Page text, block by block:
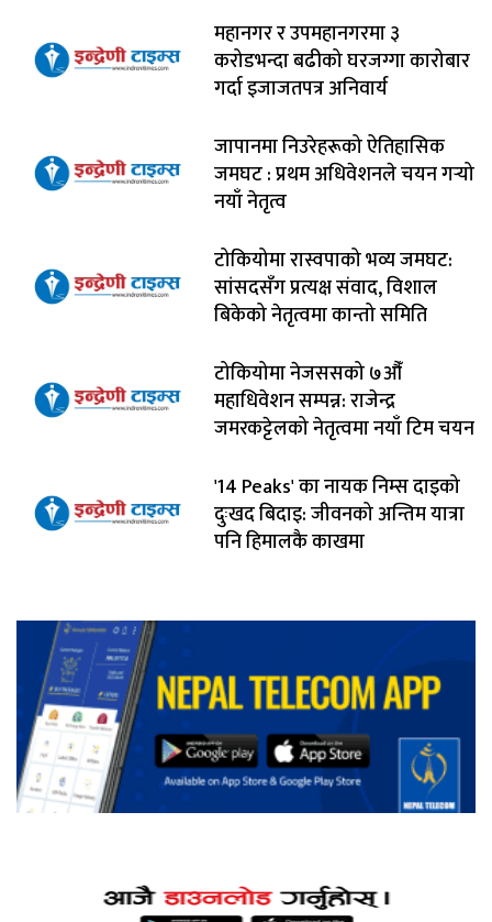
महानगर र उपमहानगरमा ३
करोडभन्दा बढीको घरजग्गा कारोबार
गर्दा इजाजतपत्र अनिवार्य
जापानमा निउरेहरूको ऐतिहासिक
जमघट : प्रथम अधिवेशनले चयन गर्‍यो
नयाँ नेतृत्व
टोकियोमा रास्वपाको भव्य जमघट:
सांसदसँग प्रत्यक्ष संवाद, विशाल
बिकेको नेतृत्वमा कान्तो समिति
टोकियोमा नेजससको ७औँ
महाधिवेशन सम्पन्न: राजेन्द्र
जमरकट्टेलको नेतृत्वमा नयाँ टिम चयन
'14 Peaks' का नायक निम्स दाइको
दुःखद बिदाइ: जीवनको अन्तिम यात्रा
पनि हिमालकै काखमा